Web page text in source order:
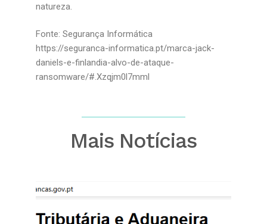
natureza.
Fonte: Segurança Informática
https://seguranca-informatica.pt/marca-jack-
daniels-e-finlandia-alvo-de-ataque-
ransomware/#.Xzqjm0l7mml
Mais Notícias